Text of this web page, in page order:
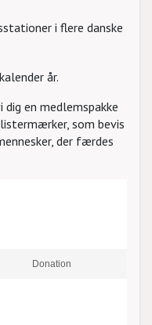
i flere danske
år.
dig en medlemspakke
som bevis
der færdes